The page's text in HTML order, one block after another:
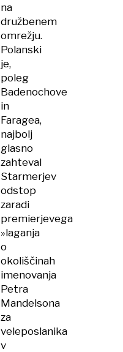
na
družbenem
omrežju.
Polanski
je,
poleg
Badenochove
in
Faragea,
najbolj
glasno
zahteval
Starmerjev
odstop
zaradi
premierjevega
»laganja
o
okoliščinah
imenovanja
Petra
Mandelsona
za
veleposlanika
v